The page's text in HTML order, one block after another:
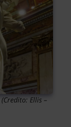
(Credito: Ellis –